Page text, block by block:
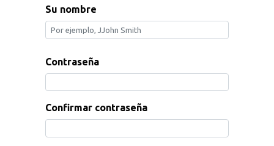
Su nombre
Contraseña
Confirmar contraseña